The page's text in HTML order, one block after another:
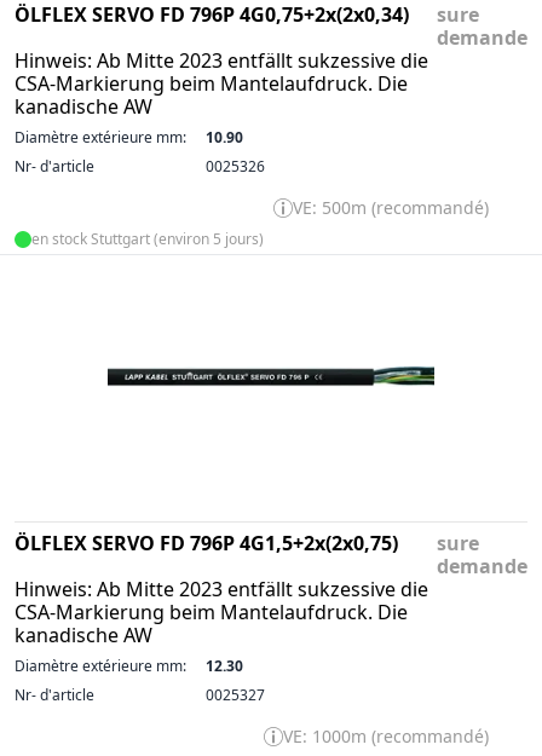
ÖLFLEX SERVO FD 796P 4G0,75+2x(2x0,34)
Hinweis: Ab Mitte 2023 entfällt sukzessive die
CSA-Markierung beim Mantelaufdruck. Die
kanadische AW
sure
demande
Diamètre extérieure mm:
10.90
Nr- d'article
0025326
VE: 500m (recommandé)
en stock Stuttgart (environ 5 jours)
ÖLFLEX SERVO FD 796P 4G1,5+2x(2x0,75)
Hinweis: Ab Mitte 2023 entfällt sukzessive die
CSA-Markierung beim Mantelaufdruck. Die
kanadische AW
sure
demande
Diamètre extérieure mm:
12.30
Nr- d'article
0025327
VE: 1000m (recommandé)